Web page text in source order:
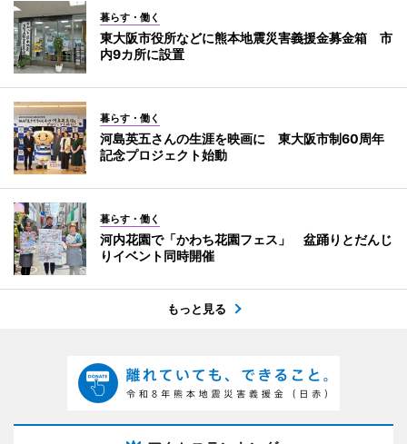
暮らす・働く
東大阪市役所などに熊本地震災害義援金募金箱 市
内9カ所に設置
暮らす・働く
河島英五さんの生涯を映画に 東大阪市制60周年
記念プロジェクト始動
暮らす・働く
河内花園で「かわち花園フェス」 盆踊りとだんじ
りイベント同時開催
もっと見る